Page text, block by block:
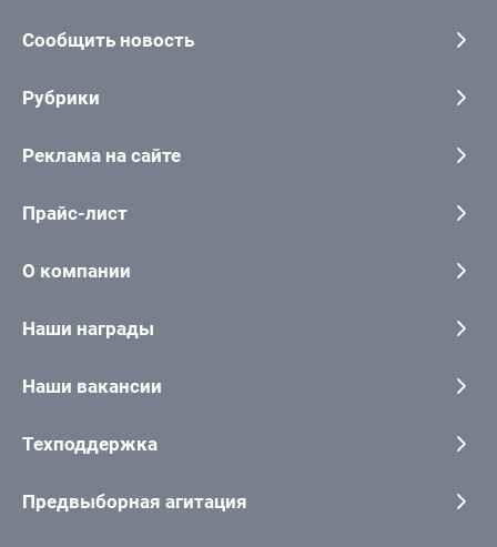
Сообщить новость
Рубрики
Реклама на сайте
Прайс-лист
О компании
Наши награды
Наши вакансии
Техподдержка
Предвыборная агитация